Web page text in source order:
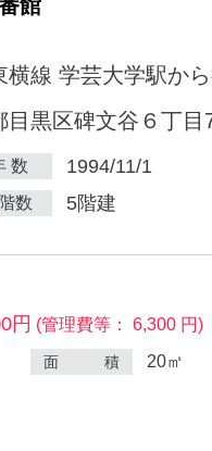
館
横線 学芸大学駅か
目黒区碑文谷６丁目
数 1994/11/1
数 5階建
円 (管理費等： 6,300 円)
面 積 20㎡